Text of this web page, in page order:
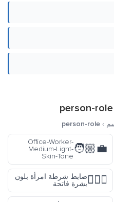
person-role
›
person-role
🧑🏼‍💼
Office-Worker-
Medium-Light-
Skin-Tone
👮🏻‍♀️ضابط شرطة امرأة بلون
بشرة فاتحة